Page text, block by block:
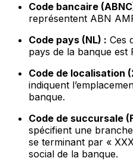
Code bancaire
représentent ABN
Code pays (NL) : Ces
pays de la banque est
Code de localisation
indiquent
banque.
Code de succursale
spécifient une
se terminant par «
social de la banque.